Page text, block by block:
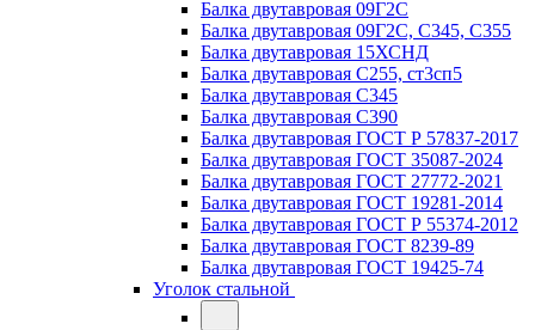
Балка двутавровая 09Г2С
Балка двутавровая 09Г2С, С345, С355
Балка двутавровая 15ХСНД
Балка двутавровая С255, ст3сп5
Балка двутавровая С345
Балка двутавровая С390
Балка двутавровая ГОСТ Р 57837-2017
Балка двутавровая ГОСТ 35087-2024
Балка двутавровая ГОСТ 27772-2021
Балка двутавровая ГОСТ 19281-2014
Балка двутавровая ГОСТ Р 55374-2012
Балка двутавровая ГОСТ 8239-89
Балка двутавровая ГОСТ 19425-74
Уголок стальной